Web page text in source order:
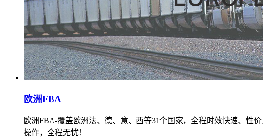
欧洲FBA
欧洲FBA-覆盖欧洲法、德、意、西等31个国家，全程时效快速、性
操作，全程无忧！